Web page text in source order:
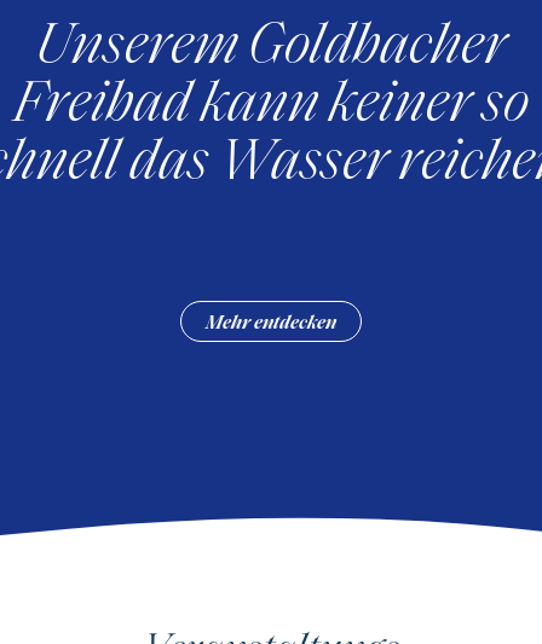
Unserem Goldbacher
Freibad kann keiner so
das Wasser
Mehr entdecken